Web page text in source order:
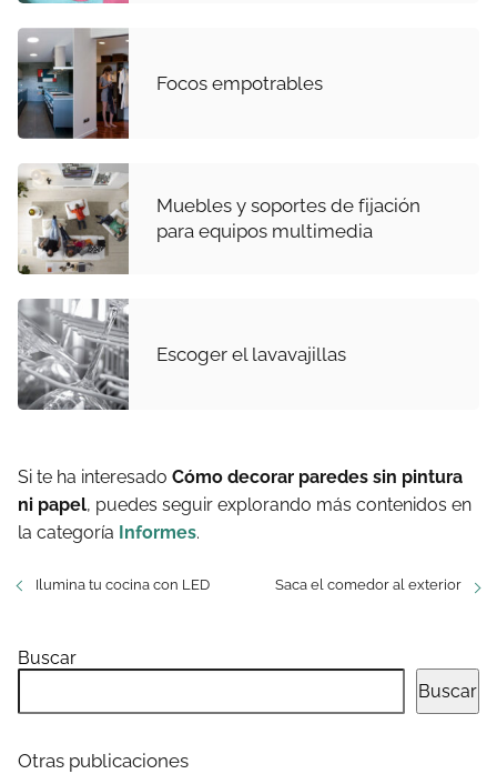
Focos empotrables
Muebles y soportes de fijación
para equipos multimedia
Escoger el lavavajillas
Si te ha interesado Cómo decorar paredes sin pintura
ni papel, puedes seguir explorando más contenidos en
la categoría Informes.
Ilumina tu cocina con LED Saca el comedor al exterior
Buscar
Buscar
Otras publicaciones